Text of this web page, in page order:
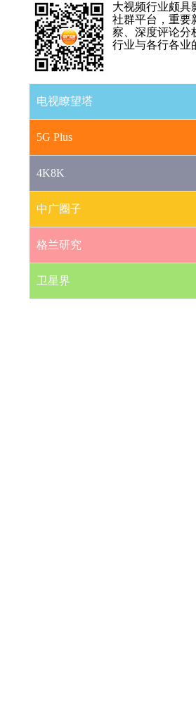
大视频行业颇具
社群平台，重要
察、深度评论分
行业与各行各业
电视瞭望塔
5G Plus
4K8K
中广圈子
格兰研究
卫星界